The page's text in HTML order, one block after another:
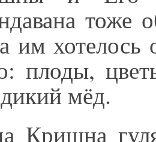
тоже
им
плоды,
мёд.
Кришна